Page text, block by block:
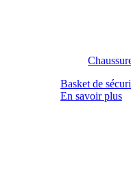
Basket de
En savoir plus